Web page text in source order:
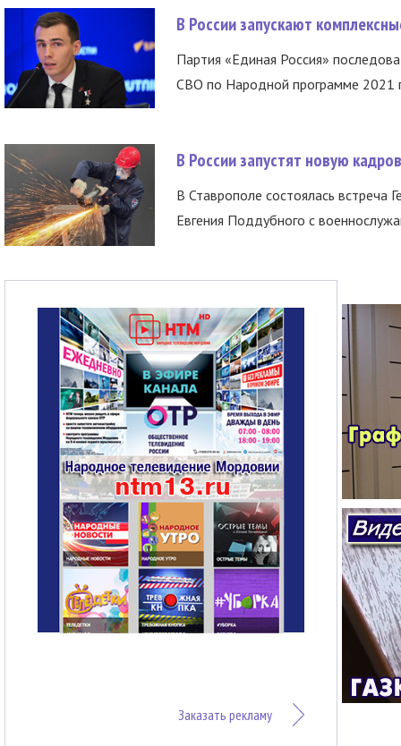
В России запускают
Партия «Единая Россия»
СВО по Народной программе 2021
В России запустят новую
В Ставрополе состоялась встреча
Евгения Поддубного с
Заказать рекламу